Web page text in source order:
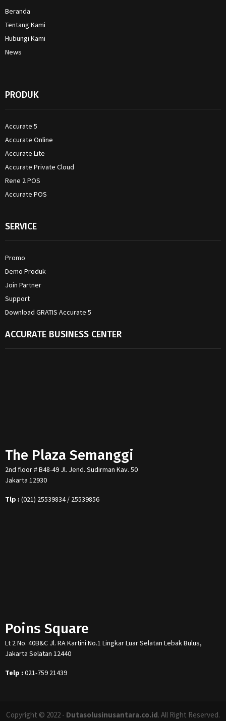
Beranda
Tentang Kami
Hubungi Kami
News
PRODUK
Accurate 5
Accurate Online
Accurate Lite
Accurate Private Cloud
Rene 2 POS
Accurate POS
SERVICE
Promo
Demo Produk
Join Partner
Support
Download GRATIS Accurate 5
ACCURATE BUSINESS CENTER
The Plaza Semanggi
2nd floor # B48-49 Jl. Jend. Sudirman Kav. 50
Jakarta 12930
Tlp : (021) 25539834 / 25539856
Poins Square
Lt 2 No. 40B&C Jl. RA Kartini No.1 Lingkar Luar Selatan Lebak Bulus,
Jakarta Selatan 12440
Telp : 021-759 21439
Copyright © 2022 - Dutasolusinusantara.co.id. All Right Reserved.